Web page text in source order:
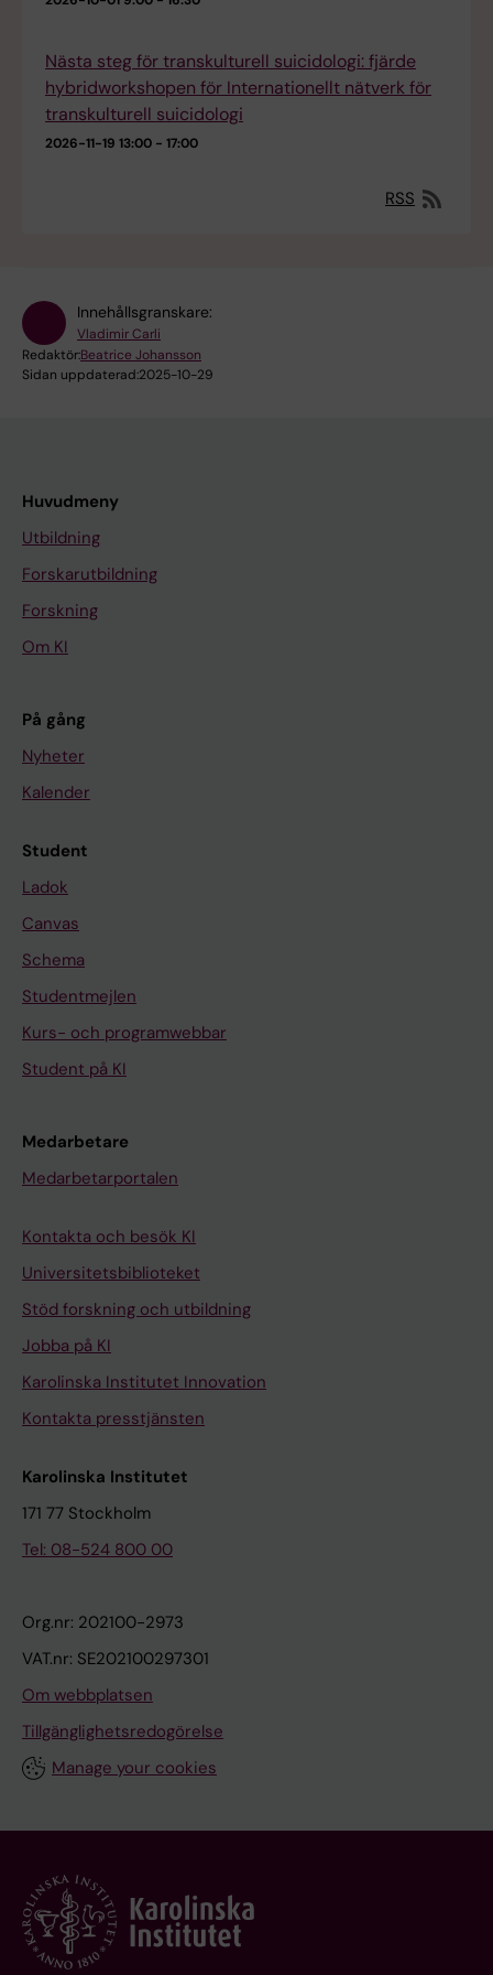
Nästa steg för transkulturell suicidologi: fjärde
hybridworkshopen för Internationellt nätverk för
transkulturell suicidologi
2026-11-19 13:00 - 17:00
RSS
Innehållsgranskare:
Vladimir Carli
Redaktör:Beatrice Johansson
Sidan uppdaterad:2025-10-29
Huvudmeny
Utbildning
Forskarutbildning
Forskning
Om KI
På gång
Nyheter
Kalender
Student
Ladok
Canvas
Schema
Studentmejlen
Kurs- och programwebbar
Student på KI
Medarbetare
Medarbetarportalen
Kontakta och besök KI
Universitetsbiblioteket
Stöd forskning och utbildning
Jobba på KI
Karolinska Institutet Innovation
Kontakta presstjänsten
Karolinska Institutet
171 77 Stockholm
Tel: 08-524 800 00
Org.nr: 202100-2973
VAT.nr: SE202100297301
Om webbplatsen
Tillgänglighetsredogörelse
Manage your cookies